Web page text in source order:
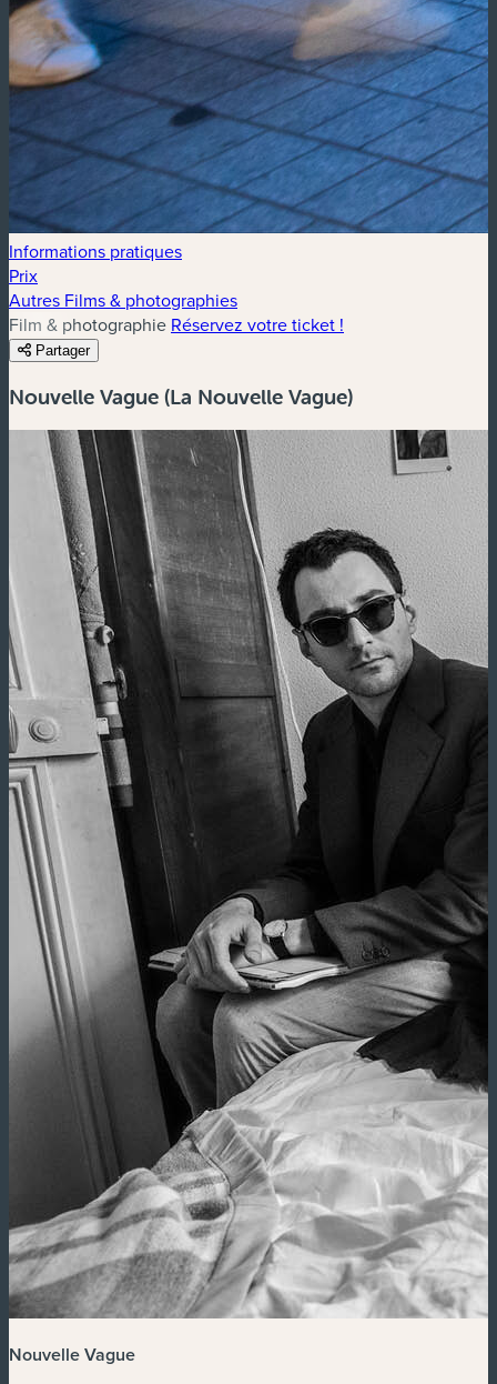
Informations pratiques
Prix
Autres Films & photographies
Film & photographie Réservez votre ticket !
Partager
Nouvelle Vague (La Nouvelle Vague)
Nouvelle Vague